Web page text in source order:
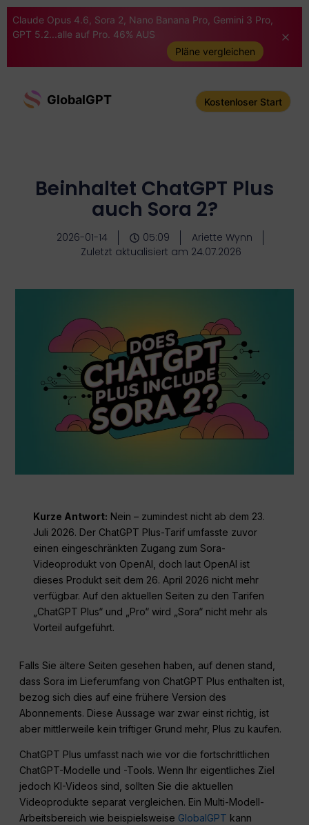
Claude Opus 4.6, Sora 2, Nano Banana Pro, Gemini 3 Pro,
GPT 5.2...alle auf Pro. 46% AUS
Pläne vergleichen
GlobalGPT Kostenloser Start
Beinhaltet ChatGPT Plus
auch Sora 2?
2026-01-14 05:09
Ariette Wynn
Zuletzt aktualisiert am 24.07.2026
Kurze Antwort: Nein – zumindest nicht ab dem 23.
Juli 2026. Der ChatGPT Plus-Tarif umfasste zuvor
einen eingeschränkten Zugang zum Sora-
Videoprodukt von OpenAI, doch laut OpenAI ist
dieses Produkt seit dem 26. April 2026 nicht mehr
verfügbar. Auf den aktuellen Seiten zu den Tarifen
„ChatGPT Plus“ und „Pro“ wird „Sora“ nicht mehr als
Vorteil aufgeführt.
Falls Sie ältere Seiten gesehen haben, auf denen stand,
dass Sora im Lieferumfang von ChatGPT Plus enthalten ist,
bezog sich dies auf eine frühere Version des
Abonnements. Diese Aussage war zwar einst richtig, ist
aber mittlerweile kein triftiger Grund mehr, Plus zu kaufen.
ChatGPT Plus umfasst nach wie vor die fortschrittlichen
ChatGPT-Modelle und -Tools. Wenn Ihr eigentliches Ziel
jedoch KI-Videos sind, sollten Sie die aktuellen
Videoprodukte separat vergleichen. Ein Multi-Modell-
Arbeitsbereich wie beispielsweise GlobalGPT kann